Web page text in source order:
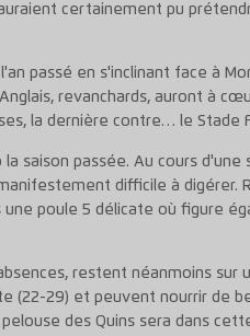
certainement pu
passé en s'inclinant face à
revanchards, auront à
la dernière contre… le Stade
la saison passée. Au cours
difficile à digérer.
poule 5 délicate où figure
restent néanmoins sur
(22-29) et peuvent nourrir de
des Quins sera dans